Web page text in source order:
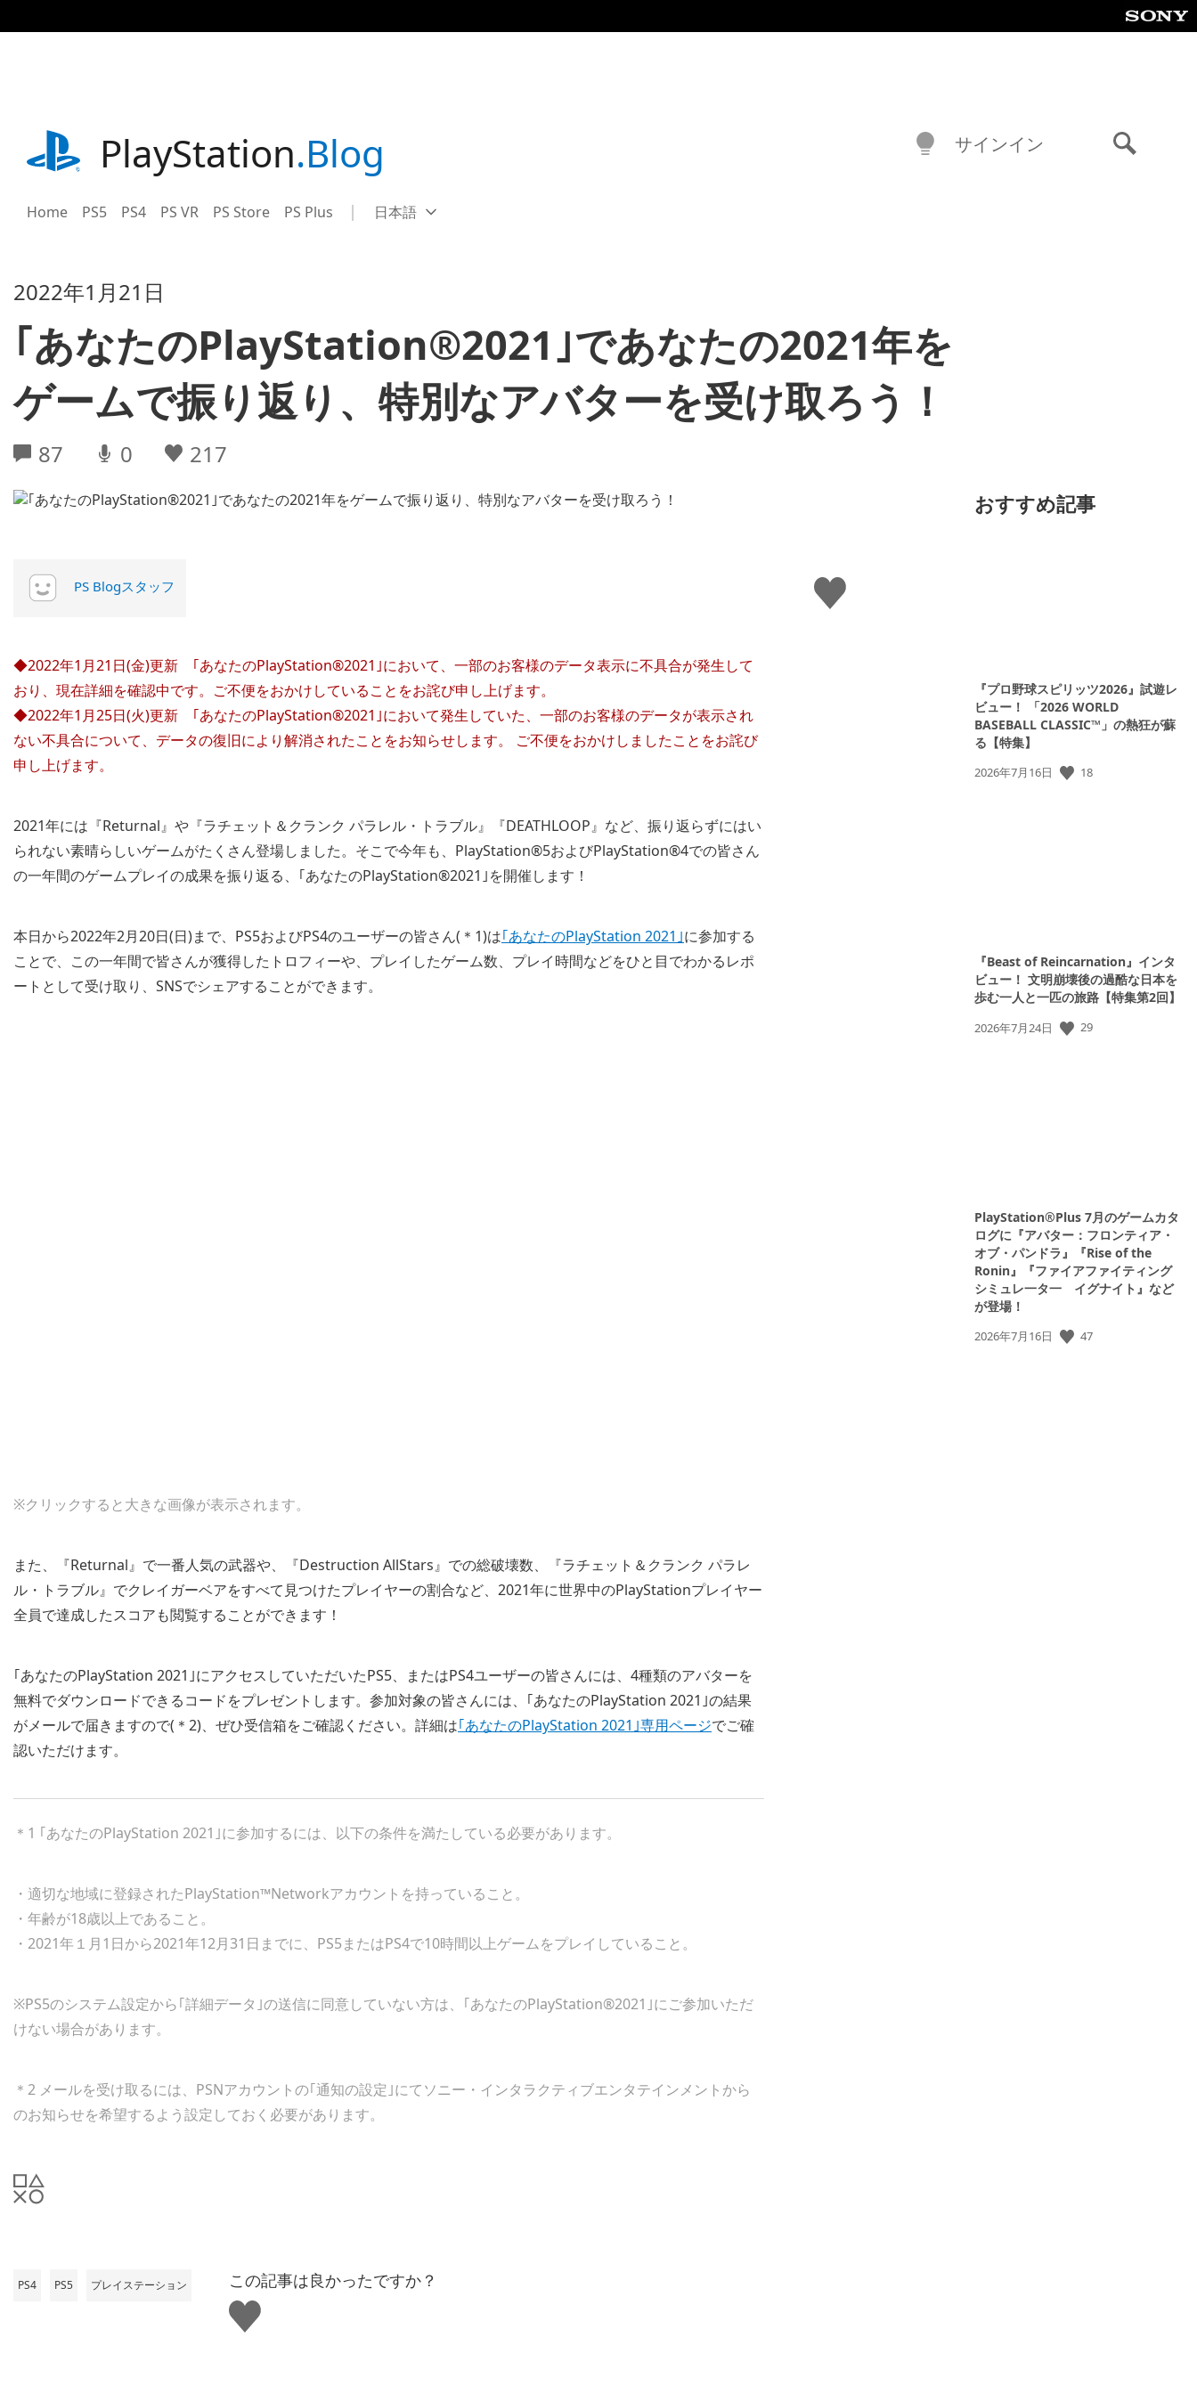
事
playstation.comPlayStation.Blog
Home PS5 PS4 PS VR PS Store PS Plus Select
Current
日本語
サインイン
2022年1月21日
｢あなたのPlayStation®2021｣であなたの2021年を
ゲームで振り返り、特別なアバターを受け取ろう！
87 0 217
い
い
ね
PS Blogスタッフ
◆2022年1月21日(金)更新 ｢あなたのPlayStation®2021｣において、一部のお客様のデータ表示に不具合が発生して
おり、現在詳細を確認中です。ご不便をおかけしていることをお詫び申し上げます。
◆2022年1月25日(火)更新 ｢あなたのPlayStation®2021｣において発生していた、一部のお客様のデータが表示され
ない不具合について、データの復旧により解消されたことをお知らせします。 ご不便をおかけしましたことをお詫び
申し上げます。
2021年には『Returnal』や『ラチェット＆クランク パラレル・トラブル』『DEATHLOOP』など、振り返らずにはい
られない素晴らしいゲームがたくさん登場しました。そこで今年も、PlayStation®5およびPlayStation®4での皆さん
の一年間のゲームプレイの成果を振り返る、｢あなたのPlayStation®2021｣を開催します！
本日から2022年2月20日(日)まで、PS5およびPS4のユーザーの皆さん(＊1)は｢あなたのPlayStation 2021｣に参加する
ことで、この一年間で皆さんが獲得したトロフィーや、プレイしたゲーム数、プレイ時間などをひと目でわかるレポ
ートとして受け取り、SNSでシェアすることができます。
※クリックすると大きな画像が表示されます。
また、『Returnal』で一番人気の武器や、『Destruction AllStars』での総破壊数、『ラチェット＆クランク パラレ
ル・トラブル』でクレイガーベアをすべて見つけたプレイヤーの割合など、2021年に世界中のPlayStationプレイヤー
全員で達成したスコアも閲覧することができます！
｢あなたのPlayStation 2021｣にアクセスしていただいたPS5、またはPS4ユーザーの皆さんには、4種類のアバターを
無料でダウンロードできるコードをプレゼントします。参加対象の皆さんには、｢あなたのPlayStation 2021｣の結果
がメールで届きますので(＊2)、ぜひ受信箱をご確認ください。詳細は｢あなたのPlayStation 2021｣専用ページでご確
認いただけます。
＊1 ｢あなたのPlayStation 2021｣に参加するには、以下の条件を満たしている必要があります。
・適切な地域に登録されたPlayStation™Networkアカウントを持っていること。
・年齢が18歳以上であること。
・2021年１月1日から2021年12月31日までに、PS5またはPS4で10時間以上ゲームをプレイしていること。
※PS5のシステム設定から｢詳細データ｣の送信に同意していない方は、｢あなたのPlayStation®2021｣にご参加いただ
けない場合があります。
＊2 メールを受け取るには、PSNアカウントの｢通知の設定｣にてソニー・インタラクティブエンタテインメントから
のお知らせを希望するよう設定しておく必要があります。
PS4 PS5 プレイステーション
この記事は良かったですか？
い
い
おすすめ記事
『プロ野球スピリッツ2026』試遊レ
ビュー！ 「2026 WORLD
BASEBALL CLASSIC™」の熱狂が蘇
る【特集】
公
2026年7月16日 18
『Beast of Reincarnation』インタ
ビュー！ 文明崩壊後の過酷な日本を
歩む一人と一匹の旅路【特集第2回】
公
2026年7月24日 29
PlayStation®Plus 7月のゲームカタ
ログに『アバター：フロンティア・
オブ・パンドラ』『Rise of the
Ronin』『ファイアファイティング
シミュレ一タ一 イグナイト』など
が登場！
公
2026年7月16日 47